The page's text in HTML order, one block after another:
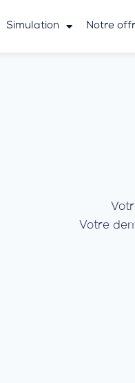
Simulation Notre
Votre